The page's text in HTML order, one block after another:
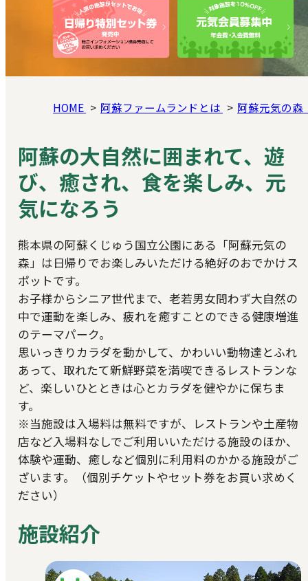
HOME 阿蘇ファームランドとは 阿蘇元気の森
阿蘇の大自然に囲まれて、遊
び、癒され、食を楽しみ、元
気になろう
熊本県の阿蘇くじゅう国立公園にある「阿蘇元気の
森」は日帰りでお楽しみいただける絶好のおでかけス
ポットです。
お子様からシニア世代まで、老若男女問わず大自然の
中で運動を楽しみ、疲れを癒すことのできる健康増進
のテーマパーク。
思いっきりカラダを動かして、かわいい動物達とふれ
あって、取れたて新鮮野菜を満喫できるレストランな
ど、楽しいひとときは心とカラダを健やかに保ちま
す。
※当施設は入場料は無料ですが、レストランや土産物
店など入場料なしでご利用いいただける施設のほか、
体験や運動、癒しなど個別に利用料のかかる施設がご
ざいます。（個別チケットやセット券をお買い求めく
ださい）
施設紹介